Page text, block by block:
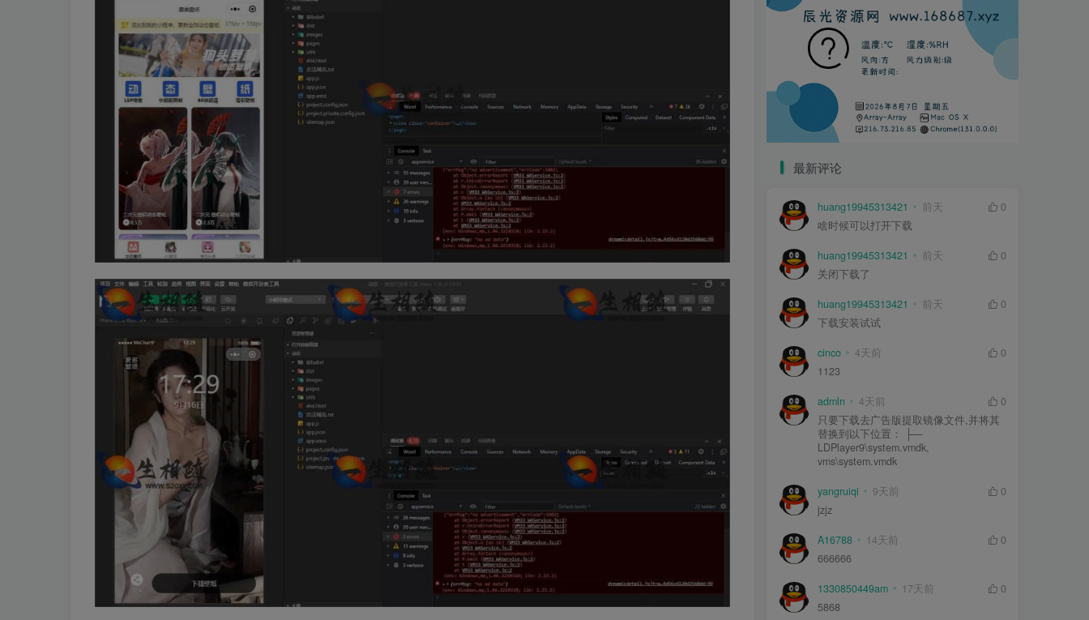
最新评论
huang19945313421 前天
0
啥时候可以打开下载
huang19945313421 前天
0
关闭下载了
huang19945313421 前天
0
下载安装试试
cinco 4天前
0
1123
admln 4天前
0
只要下载去广告版提取镜像文件,并将其
替换到以下位置： ├—
LDPlayer9\system.vmdk,
vms\system.vmdk
yangruiqi 9天前
0
jzjz
A16788 14天前
0
666666
1330850449am 17天前
0
5868